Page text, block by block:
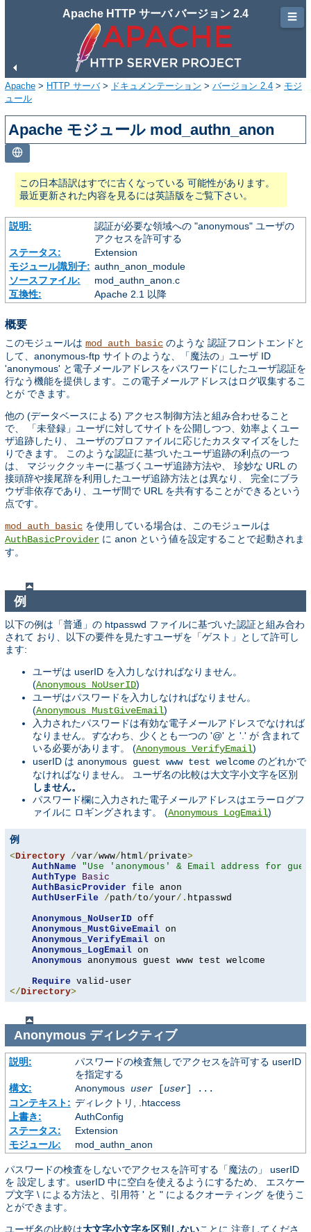
Apache HTTP サーバ バージョン 2.4
Apache > HTTP サーバ> ドキュメンテーション > バージョン 2.4 > モジ
ュール
Apache モジュール mod_authn_anon
この日本語訳はすでに古くなっている 可能性があります。
最近更新された内容を見るには英語版をご覧下さい。
説明:
認証が必要な領域への "anonymous" ユーザの
アクセスを許可する
ステータス:
Extension
モジュール識別子: authn_anon_module
ソースファイル:
mod_authn_anon.c
互換性:
Apache 2.1 以降
概要
このモジュールは mod_auth_basic のような 認証フロントエンドと
して、anonymous-ftp サイトのような、「魔法の」ユーザ ID
'anonymous' と電子メールアドレスをパスワードにしたユーザ認証を
行なう機能を提供します。この電子メールアドレスはログ収集するこ
とが できます。
他の (データベースによる) アクセス制御方法と組み合わせること
で、 「未登録」ユーザに対してサイトを公開しつつ、効率よくユー
ザ追跡したり、 ユーザのプロファイルに応じたカスタマイズをした
りできます。 このような認証に基づいたユーザ追跡の利点の一つ
は、 マジッククッキーに基づくユーザ追跡方法や、 珍妙な URL の
接頭辞や接尾辞を利用したユーザ追跡方法とは異なり、 完全にブラ
ウザ非依存であり、ユーザ間で URL を共有することができるという
点です。
mod_auth_basic を使用している場合は、このモジュールは
AuthBasicProvider に anon という値を設定することで起動されま
す。
例
以下の例は「普通」の htpasswd ファイルに基づいた認証と組み合わ
されて おり、以下の要件を見たすユーザを「ゲスト」として許可し
ます:
ユーザは userID を入力しなければなりません。
(Anonymous_NoUserID)
ユーザはパスワードを入力しなければなりません。
(Anonymous_MustGiveEmail)
入力されたパスワードは有効な電子メールアドレスでなければ
なりません。
すなわち、少くとも一つの '@' と '.' が 含まれて
いる必要があります。 (Anonymous_VerifyEmail)
userID は anonymous guest www test welcome のどれかで
なければなりません。 ユーザ名の比較は大文字小文字を区別
しません。
パスワード欄に入力された電子メールアドレスはエラーログフ
ァイルに ロギングされます。 (Anonymous_LogEmail)
例
<Directory /var/www/html/private>
AuthName
"Use 'anonymous' & Email address for
AuthType
Basic
AuthBasicProvider file anon
AuthUserFile
/path/to/your/. htpasswd
Anonymous_NoUserID off
Anonymous_MustGiveEmail on
Anonymous_VerifyEmail on
Anonymous_LogEmail on
Anonymous anonymous guest www test welcome
Require
</Directory>
Anonymousディレクティブ
説明:
パスワードの検査無しでアクセスを許可する userID
を指定する
構文:
Anonymous user[user] ...
コンテキスト: ディレクトリ, .htaccess
上書き:
AuthConfig
ステータス:
Extension
モジュール:
mod_authn_anon
パスワードの検査をしないでアクセスを許可する「魔法の」 userID
を 設定します。userID 中に空白を使えるようにするため、 エスケー
プ文字 \ による方法と、引用符 ' と " によるクオーティング を使うこ
とができます。
ユーザ名の比較は大文字小文字を区別しないことに 注意してくださ
☰